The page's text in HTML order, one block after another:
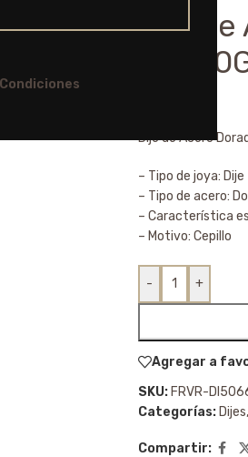
Dije de
Dije de Acero
– Tipo de joya: Dije
– Tipo de acero:
– Característica
– Motivo: Cepillo
- +
Agregar a
SKU: FRVR-
Categorías: Dijes,
Compartir: